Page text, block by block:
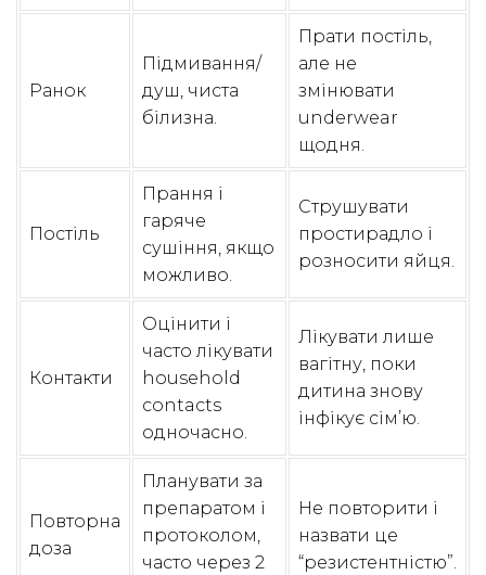
Ранок
Підмивання/
душ, чиста
білизна.
Прати постіль,
але не
змінювати
underwear
щодня.
Постіль
Прання і
гаряче
сушіння, якщо
можливо.
Струшувати
простирадло і
розносити яйця.
Контакти
Оцінити і
часто лікувати
household
contacts
одночасно.
Лікувати лише
вагітну, поки
дитина знову
інфікує сім’ю.
Повторна
доза
Планувати за
препаратом і
протоколом,
часто через 2
Не повторити і
назвати це
“резистентністю”.